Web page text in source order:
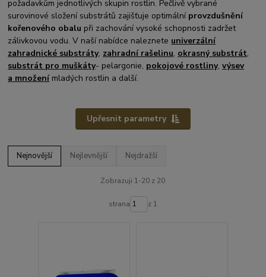
požadavkům jednotlivých skupin rostlin. Pečlivě vybrané
surovinové složení substrátů zajišťuje optimální provzdušnění
kořenového obalu při zachování vysoké schopnosti zadržet
zálivkovou vodu. V naší nabídce naleznete univerzální
zahradnické substráty, zahradní rašelinu, okrasný substrát,
substrát pro muškáty- pelargonie, pokojové rostliny,výsev
a množení mladých rostlin a další.
Upřesnit parametry
Nejnovější Nejlevnější Nejdražší
Zobrazuji 1-20 z 20
strana z 1